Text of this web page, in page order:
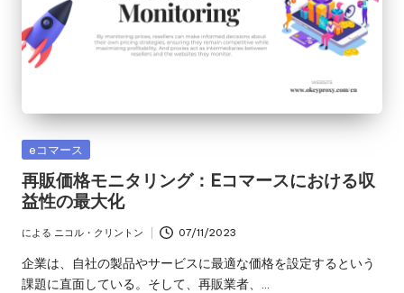
カ
ゴ
リ
ー
eコマース
再販価格モニタリング：Eコマースにおける収
益性の最大化
投
稿
者
による ニコル・クリントン 07/11/2023
企業は、自社の製品やサービスに最適な価格を設定するという
課題に直面している。そして、再販業者、...